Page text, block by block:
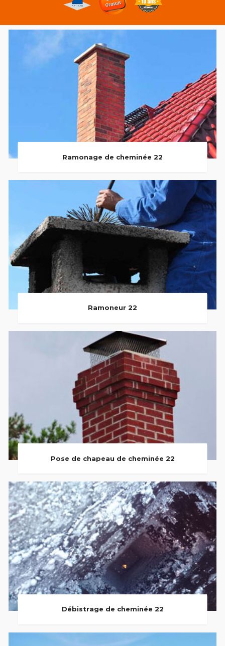
Ramonage de cheminée 22
Ramoneur 22
Pose de chapeau de cheminée 22
Débistrage de cheminée 22